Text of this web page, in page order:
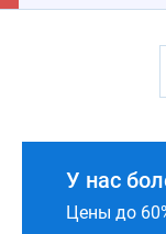
У нас
Цены до